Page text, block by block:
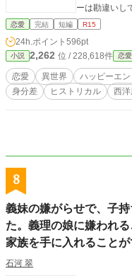
ーは勘違いし
は伯母の誤解
ヒロインと恋
エンドです。 この作品は他サイトにも投稿しております。 扉
絵は写真AC
をお借りして
恋愛 完結 短編 R15
24h.ポイント 596pt
小説 2,262 位 / 228,618件 恋愛
恋愛 異世界 ハッピーエン
身分差
ヒストリカル 西
8
義妹の嫌がらせで、子
た。義理の娘に嫌われ
家族を手に入れることが
石河 翠